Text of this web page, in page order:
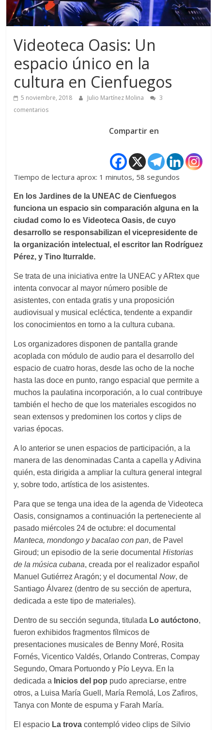
Videoteca Oasis: Un
espacio único en la
cultura en Cienfuegos
5 noviembre, 2018 Julio Martínez Molina
3
comentarios
Compartir en
Tiempo de lectura aprox: 1 minutos, 58 segundos
En los Jardines de la UNEAC de Cienfuegos
funciona un espacio sin comparación alguna en la
ciudad como lo es Videoteca Oasis, de cuyo
desarrollo se responsabilizan el vicepresidente de
la organización intelectual, el escritor Ian Rodríguez
Pérez, y Tino Iturralde.
Se trata de una iniciativa entre la UNEAC y ARtex que
intenta convocar al mayor número posible de
asistentes, con entada gratis y una proposición
audiovisual y musical ecléctica, tendente a expandir
los conocimientos en torno a la cultura cubana.
Los organizadores disponen de pantalla grande
acoplada con módulo de audio para el desarrollo del
espacio de cuatro horas, desde las ocho de la noche
hasta las doce en punto, rango espacial que permite a
muchos la paulatina incorporación, a lo cual contribuye
también el hecho de que los materiales escogidos no
sean extensos y predominen los cortos y clips de
varias épocas.
A lo anterior se unen espacios de participación, a la
manera de las denominadas Canta a capella y Adivina
quién, esta dirigida a ampliar la cultura general integral
y, sobre todo, artística de los asistentes.
Para que se tenga una idea de la agenda de Videoteca
Oasis, consignamos a continuación la perteneciente al
pasado miércoles 24 de octubre: el documental
Manteca, mondongo y bacalao con pan, de Pavel
Giroud; un episodio de la serie documentalHistorias
de la música cubana, creada por el realizador español
Manuel Gutiérrez Aragón; y el documentalNow, de
Santiago Álvarez (dentro de su sección de apertura,
dedicada a este tipo de materiales).
Dentro de su sección segunda, titulada Lo autóctono,
fueron exhibidos fragmentos fílmicos de
presentaciones musicales de Benny Moré, Rosita
Fornés, Vicentico Valdés, Orlando Contreras, Compay
Segundo, Omara Portuondo y Pío Leyva. En la
dedicada a Inicios del pop pudo apreciarse, entre
otros, a Luisa María Guell, María Remolá, Los Zafiros,
Tanya con Monte de espuma y Farah María.
El espacio La trova contempló video clips de Silvio